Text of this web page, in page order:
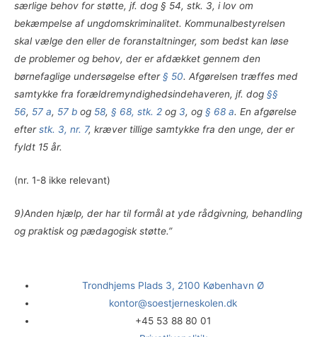
særlige behov for støtte, jf. dog § 54, stk. 3, i lov om
bekæmpelse af ungdomskriminalitet. Kommunalbestyrelsen
skal vælge den eller de foranstaltninger, som bedst kan løse
de problemer og behov, der er afdækket gennem den
børnefaglige undersøgelse efter§ 50. Afgørelsen træffes med
samtykke fra forældremyndighedsindehaveren, jf. dog §§
56, 57 a, 57 b og 58, § 68, stk. 2 og 3, og § 68 a. En afgørelse
efterstk. 3, nr. 7, kræver tillige samtykke fra den unge, der er
fyldt 15 år.
(nr. 1-8 ikke relevant)
9)Anden hjælp, der har til formål at yde rådgivning, behandling
og praktisk og pædagogisk støtte.”
Trondhjems Plads 3, 2100 København Ø
kontor@soestjerneskolen.dk
+45 53 88 80 01